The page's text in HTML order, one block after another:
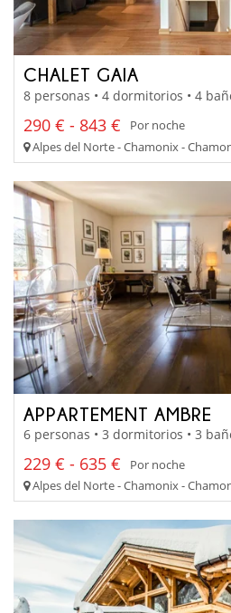
CHALET GAIA
8 personas • 4 dormitorios • 4
290 € - 843 €
Por noche
Alpes del Norte - Chamonix -
APPARTEMENT AMBRE
6 personas • 3 dormitorios • 3
229 € - 635 €
Por noche
Alpes del Norte - Chamonix -